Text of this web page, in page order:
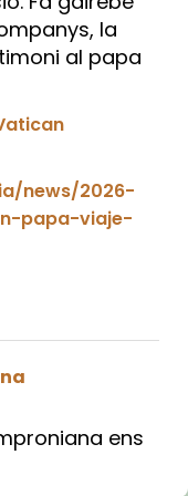
la
al papa
news/2026-
papa-viaje-
ens